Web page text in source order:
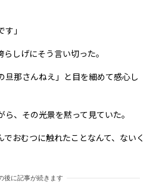
」
しげにそう言い切った。
旦那さんねえ」と目を細めて感心し
、その光景を黙って見ていた。
おむつに触れたことなんて、ないく
後に記事が続きます